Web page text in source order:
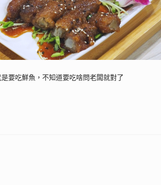
是要吃鮮魚，不知道要吃啥問老闆就對了